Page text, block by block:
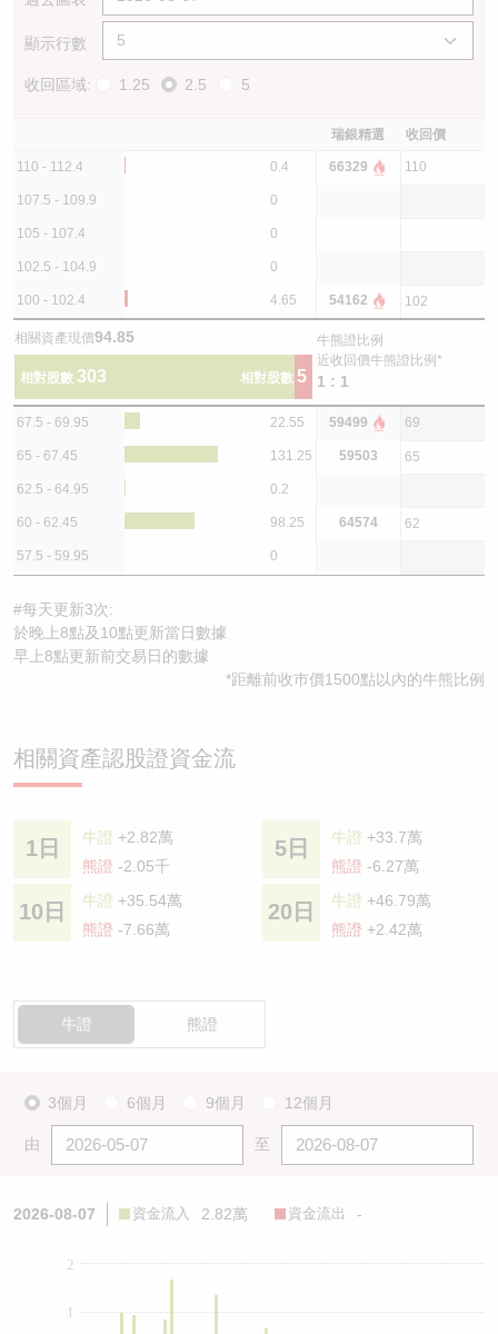
顯示行數
收回區域: 1.25 2.5 5
瑞銀精選 收回價
110 - 112.4 0.4 66329 110
107.5 - 109.9 0
105 - 107.4 0
102.5 - 104.9 0
100 - 102.4 4.65 54162 102
相關資產現價94.85
相對股數 303 相對股數 5
牛熊證比例
近收回價牛熊證比例*
1 : 1
67.5 - 69.95 22.55 59499 69
65 - 67.45 131.25 59503 65
62.5 - 64.95 0.2
60 - 62.45 98.25 64574 62
57.5 - 59.95 0
#每天更新3次:
於晚上8點及10點更新當日數據
早上8點更新前交易日的數據
*距離前收巿價1500點以內的牛熊比例
相關資產認股證資金流
1日 牛證 +2.82萬
熊證 -2.05千
5日 牛證 +33.7萬
熊證 -6.27萬
10日 牛證 +35.54萬
熊證 -7.66萬
20日 牛證 +46.79萬
熊證 +2.42萬
牛證 熊證
3個月 6個月 9個月 12個月
由 至
2026-08-07 資金流入 2.82萬 資金流出 -
1
2